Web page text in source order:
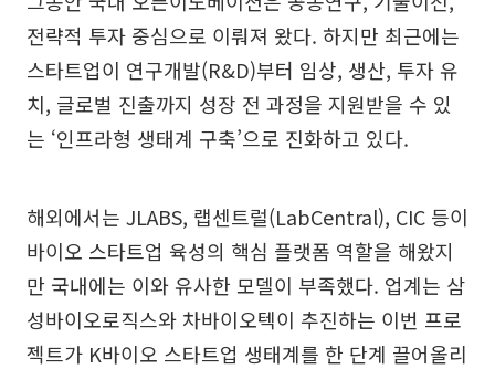
전략적 투자 중심으로 이뤄져 왔다. 하지만 최근에는
스타트업이 연구개발(R&D)부터 임상, 생산, 투자 유
치, 글로벌 진출까지 성장 전 과정을 지원받을 수 있
는 ‘인프라형 생태계 구축’으로 진화하고 있다.
해외에서는 JLABS, 랩센트럴(LabCentral), CIC 등이
바이오 스타트업 육성의 핵심 플랫폼 역할을 해왔지
만 국내에는 이와 유사한 모델이 부족했다. 업계는 삼
성바이오로직스와 차바이오텍이 추진하는 이번 프로
젝트가 K바이오 스타트업 생태계를 한 단계 끌어올리